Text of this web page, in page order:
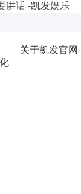
讲话 -凯发娱乐
关于凯发官网